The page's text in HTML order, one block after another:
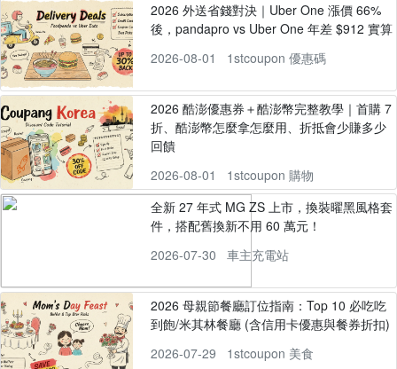
2026 外送省錢對決｜Uber One 漲價 66%
後，pandapro vs Uber One 年差 $912 實算
2026-08-01
1stcoupon 優惠碼
2026 酷澎優惠券＋酷澎幣完整教學｜首購 7
折、酷澎幣怎麼拿怎麼用、折抵會少賺多少
回饋
2026-08-01
1stcoupon 購物
全新 27 年式 MG ZS 上市，換裝曜黑風格套
件，搭配舊換新不用 60 萬元！
2026-07-30
車主充電站
2026 母親節餐廳訂位指南：Top 10 必吃吃
到飽/米其林餐廳 (含信用卡優惠與餐券折扣)
2026-07-29
1stcoupon 美食